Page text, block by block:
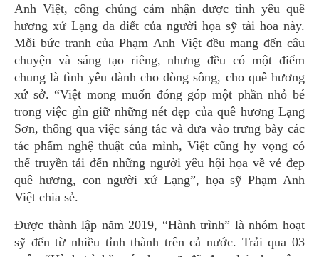
Anh Việt, công chúng cảm nhận được tình yêu quê
hương xứ Lạng da diết của người họa sỹ tài hoa này.
Mỗi bức tranh của Phạm Anh Việt đều mang đến câu
chuyện và sáng tạo riêng, nhưng đều có một điểm
chung là tình yêu dành cho dòng sông, cho quê hương
xứ sở. “Việt mong muốn đóng góp một phần nhỏ bé
trong việc gìn giữ những nét đẹp của quê hương Lạng
Sơn, thông qua việc sáng tác và đưa vào trưng bày các
tác phẩm nghệ thuật của mình, Việt cũng hy vọng có
thể truyền tải đến những người yêu hội họa về vẻ đẹp
quê hương, con người xứ Lạng”, họa sỹ Phạm Anh
Việt chia sẻ.
Được thành lập năm 2019, “Hành trình” là nhóm hoạt
sỹ đến từ nhiều tỉnh thành trên cả nước. Trải qua 03